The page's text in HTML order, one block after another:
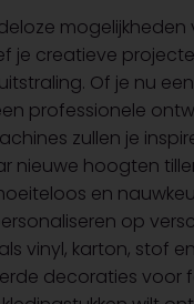
mogelijkheden
je creatieve
Of je nu
professionele
zullen je
nieuwe hoogten
en
op
vinyl, karton, stof
decoraties voor